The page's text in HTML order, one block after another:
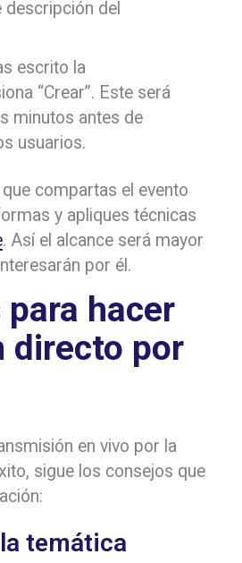
descripción del
escrito la
“Crear”. Este será
minutos antes de
usuarios.
compartas el evento
y apliques técnicas
. Así el alcance será mayor
por él.
hacer
directo por
en vivo por la
sigue los consejos que
temática